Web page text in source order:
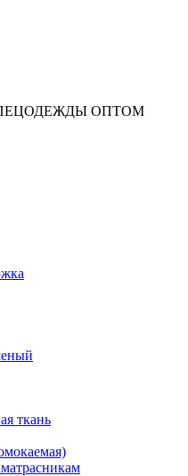
ОПТОМ
ткань